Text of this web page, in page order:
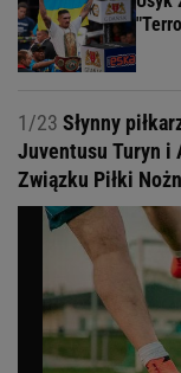
1/23 Słynny
Juventusu Turyn i
Związku Piłki